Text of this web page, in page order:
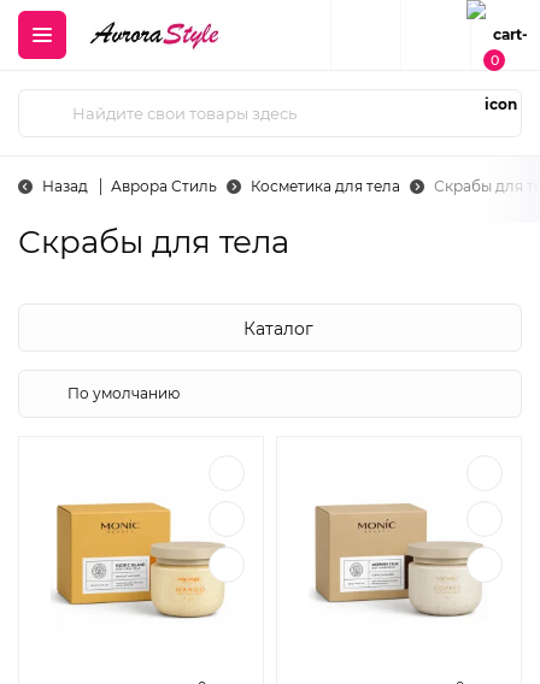
0
Назад Аврора Стиль Косметика для тела Скрабы для
Скрабы для тела
Каталог